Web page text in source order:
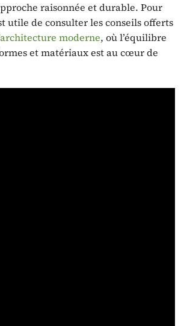
raisonnée et durable. Pour
utile de consulter les conseils offerts
moderne, où l’équilibre
et matériaux est au cœur de